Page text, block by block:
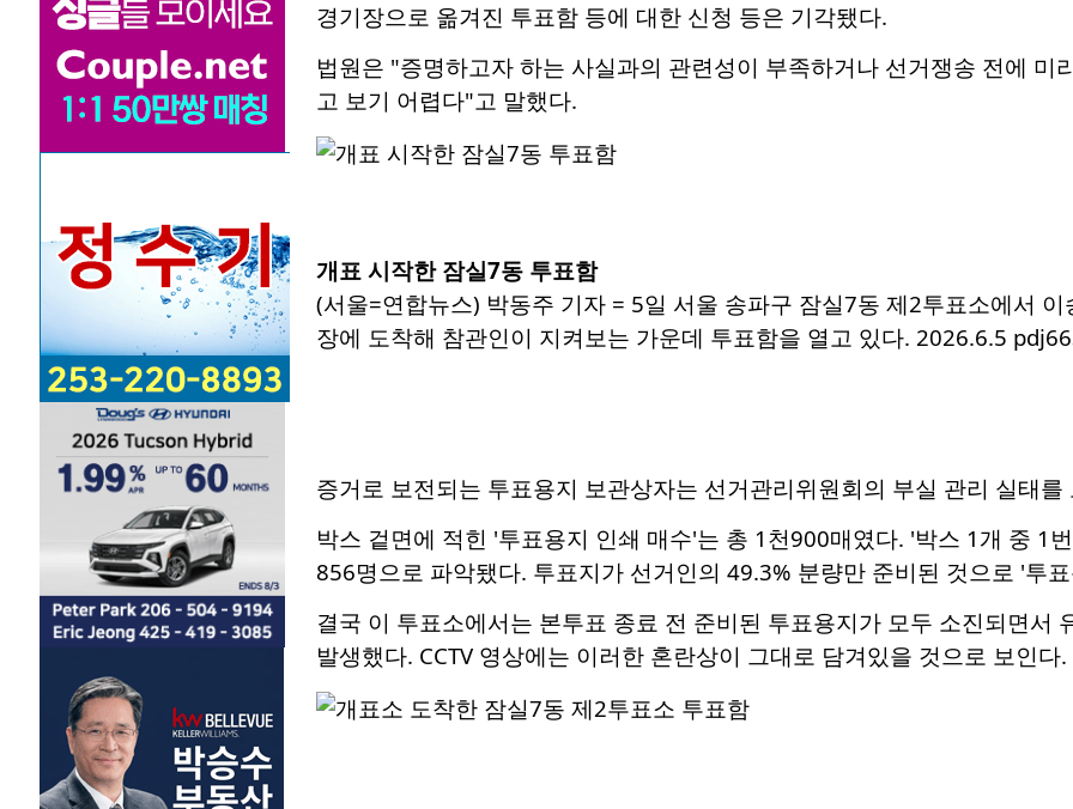
경기장으로 옮겨진 투표함 등에 대한 신청 등은 기각됐다.
법원은 "증명하고자 하는 사실과의 관련성이 부족하거나 선거쟁송 전에 미
고 보기 어렵다"고 말했다.
개표 시작한 잠실7동 투표함
(서울=연합뉴스) 박동주 기자 = 5일 서울 송파구 잠실7동 제2투표소에서
장에 도착해 참관인이 지켜보는 가운데 투표함을 열고 있다. 2026.6.5
증거로 보전되는 투표용지 보관상자는 선거관리위원회의 부실 관리 실태
박스 겉면에 적힌 '투표용지 인쇄 매수'는 총 1천900매였다. '박스 1개 중 1
856명으로 파악됐다. 투표지가 선거인의 49.3% 분량만 준비된 것으로 '투
결국 이 투표소에서는 본투표 종료 전 준비된 투표용지가 모두 소진되면서
발생했다. CCTV 영상에는 이러한 혼란상이 그대로 담겨있을 것으로 보인다.